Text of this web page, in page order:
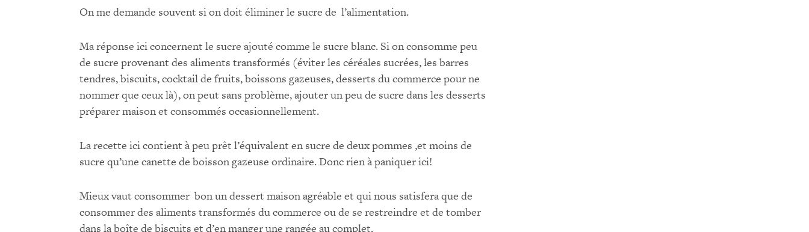
On me demande souvent si on doit éliminer le sucre de l’alimentation.
Ma réponse ici concernent le sucre ajouté comme le sucre blanc. Si on consomme peu
de sucre provenant des aliments transformés (éviter les céréales sucrées, les barres
tendres, biscuits, cocktail de fruits, boissons gazeuses, desserts du commerce pour ne
nommer que ceux là), on peut sans problème, ajouter un peu de sucre dans les desserts
préparer maison et consommés occasionnellement.
La recette ici contient à peu prêt l’équivalent en sucre de deux pommes ,et moins de
sucre qu’une canette de boisson gazeuse ordinaire. Donc rien à paniquer ici!
Mieux vaut consommer bon un dessert maison agréable et qui nous satisfera que de
consommer des aliments transformés du commerce ou de se restreindre et de tomber
dans la boîte de biscuits et d’en manger une rangée au complet.